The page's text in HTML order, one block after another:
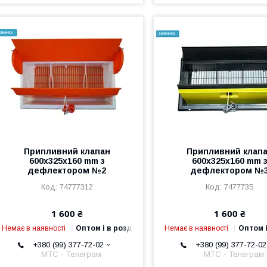
Припливний клапан
600x325х160 mm з
дефлектором №2
74777312
1 600 ₴
Немає в наявності Оптом і в роздріб
+380 (99) 377-72-02
МТС - Телеграм
Припливний
600x325х160 mm з
дефлектором
7477735
1 600 ₴
Немає в наявності Оптом
+380 (99) 377-72-02
МТС - Телеграм